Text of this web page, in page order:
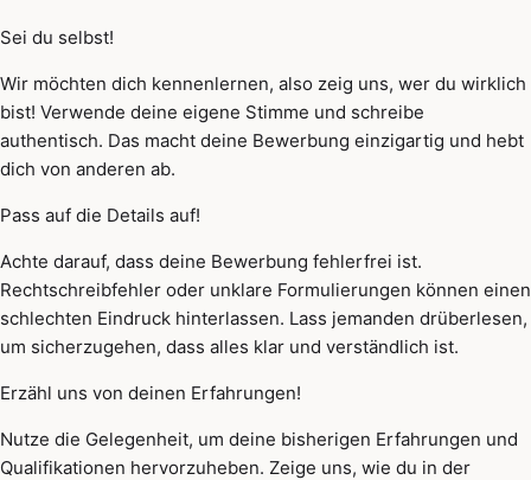
Sei du selbst!
Wir möchten dich kennenlernen, also zeig uns, wer du wirklich
bist! Verwende deine eigene Stimme und schreibe
authentisch. Das macht deine Bewerbung einzigartig und hebt
dich von anderen ab.
Pass auf die Details auf!
Achte darauf, dass deine Bewerbung fehlerfrei ist.
Rechtschreibfehler oder unklare Formulierungen können einen
schlechten Eindruck hinterlassen. Lass jemanden drüberlesen,
um sicherzugehen, dass alles klar und verständlich ist.
Erzähl uns von deinen Erfahrungen!
Nutze die Gelegenheit, um deine bisherigen Erfahrungen und
Qualifikationen hervorzuheben. Zeige uns, wie du in der